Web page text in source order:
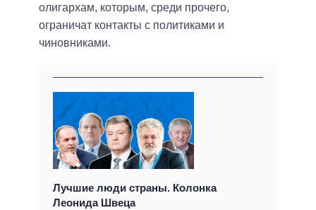
олигархам, которым, среди прочего,
ограничат контакты с политиками и
чиновниками.
Лучшие люди страны. Колонка
Леонида Швеца